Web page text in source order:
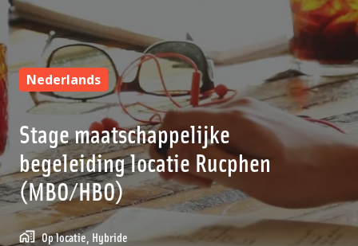
Nederlands
Stage maatschappelijke
begeleiding locatie Rucphen
(MBO/HBO)
Op locatie, Hybride